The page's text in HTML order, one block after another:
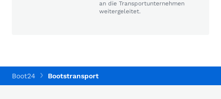
an die Transportunternehmen
weitergeleitet.
Boot24 Bootstransport